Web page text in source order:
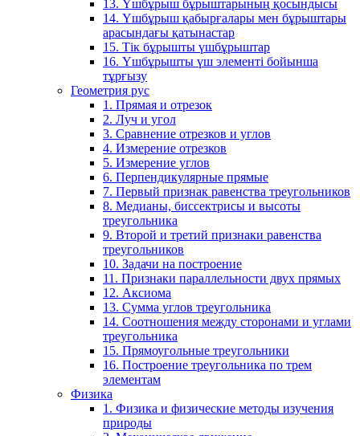
13. Үшбұрыш бұрыштарының қосындысы
14. Үшбұрыш қабырғалары мен бұрыштары
арасындағы қатынастар
15. Тік бұрышты үшбұрыштар
16. Үшбұрышты үш элементі бойынша
тұрғызу
Геометрия рус
1. Прямая и отрезок
2. Луч и угол
3. Сравнение отрезков и углов
4. Измерение отрезков
5. Измерение углов
6. Перпендикулярные прямые
7. Первый признак равенства треугольников
8. Медианы, биссектрисы и высоты
треугольника
9. Второй и третий признаки равенства
треугольников
10. Задачи на построение
11. Признаки параллельности двух прямых
12. Аксиома
13. Сумма углов треугольника
14. Соотношения между сторонами и углами
треугольника
15. Прямоугольные треугольники
16. Построение треугольника по трем
элементам
Физика
1. Физика и физические методы изучения
природы